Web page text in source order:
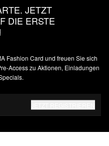
JETZT
DIE ERSTE
Fashion Card und freuen Sie sich
Access zu Aktionen, Einladungen